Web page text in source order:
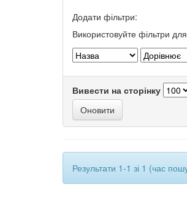
Додати фільтри:
Використовуйте фільтри
Вивести на сторінку
Результати 1-1 зі 1 (час